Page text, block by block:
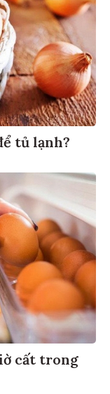
tủ lạnh?
cất trong